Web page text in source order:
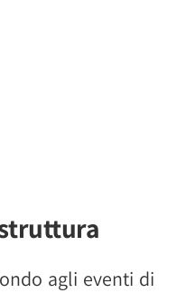
agli eventi di